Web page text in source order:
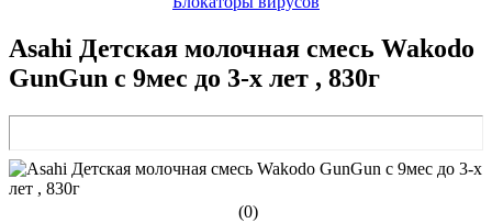
Asahi Детская молочная смесь Wakodo
GunGun с 9мес до 3-х лет , 830г
(0)